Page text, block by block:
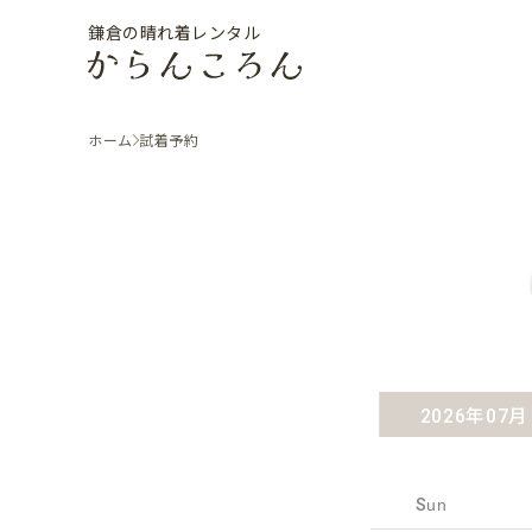
鎌倉の晴れ着レンタル
ホーム 試着予約
2026年07月
Sun